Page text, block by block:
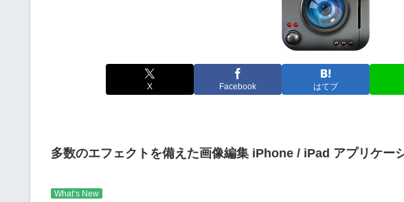
X Facebook はてブ
多数のエフェクトを備えた画像編集 iPhone / iPad アプリケー
What’s New